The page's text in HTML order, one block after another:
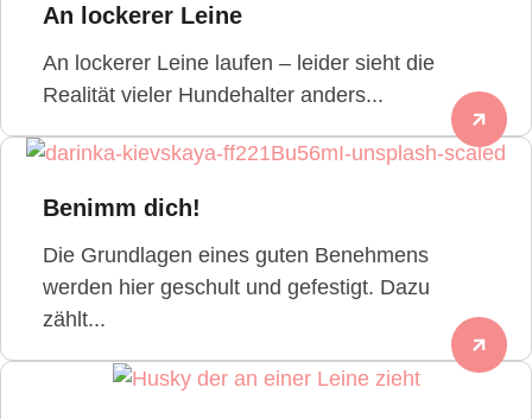
An lockerer Leine
An lockerer Leine laufen – leider sieht die
Realität vieler Hundehalter anders...
Benimm dich!
Die Grundlagen eines guten Benehmens
werden hier geschult und gefestigt. Dazu
zählt...